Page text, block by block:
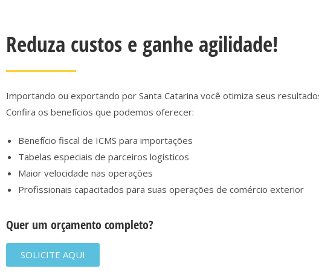
Reduza custos e ganhe agilidade!
Importando ou exportando por Santa Catarina você otimiza seus
Confira os benefícios que podemos oferecer:
Benefício fiscal de ICMS para importações
Tabelas especiais de parceiros logísticos
Maior velocidade nas operações
Profissionais capacitados para suas operações de comércio exterior
Quer um orçamento completo?
SOLICITE AQUI